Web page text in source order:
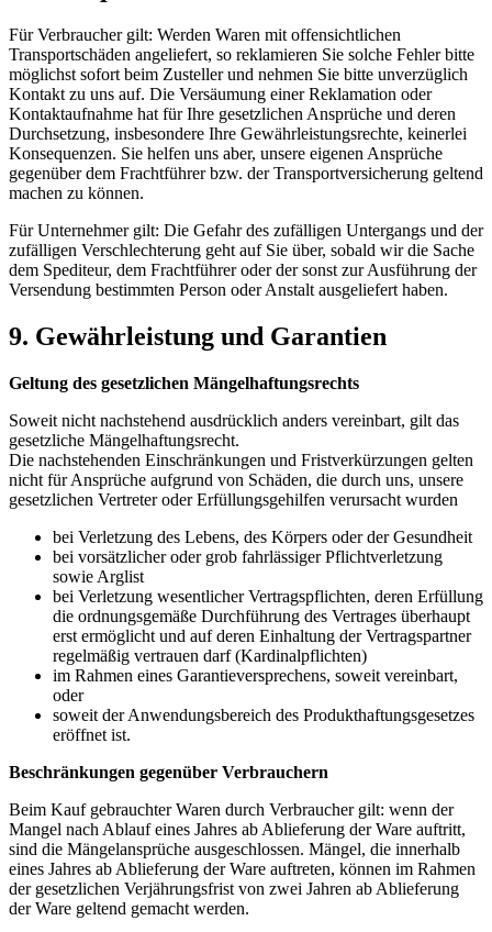
Für Verbraucher gilt: Werden Waren mit offensichtlichen
Transportschäden angeliefert, so reklamieren Sie solche Fehler bitte
möglichst sofort beim Zusteller und nehmen Sie bitte unverzüglich
Kontakt zu uns auf. Die Versäumung einer Reklamation oder
Kontaktaufnahme hat für Ihre gesetzlichen Ansprüche und deren
Durchsetzung, insbesondere Ihre Gewährleistungsrechte, keinerlei
Konsequenzen. Sie helfen uns aber, unsere eigenen Ansprüche
gegenüber dem Frachtführer bzw. der Transportversicherung geltend
machen zu können.
Für Unternehmer gilt: Die Gefahr des zufälligen Untergangs und der
zufälligen Verschlechterung geht auf Sie über, sobald wir die Sache
dem Spediteur, dem Frachtführer oder der sonst zur Ausführung der
Versendung bestimmten Person oder Anstalt ausgeliefert haben.
9. Gewährleistung und Garantien​​​​​​​
Geltung des gesetzlichen Mängelhaftungsrechts
Soweit nicht nachstehend ausdrücklich anders vereinbart, gilt das
gesetzliche Mängelhaftungsrecht.
Die nachstehenden Einschränkungen und Fristverkürzungen gelten
nicht für Ansprüche aufgrund von Schäden, die durch uns, unsere
gesetzlichen Vertreter oder Erfüllungsgehilfen verursacht wurden
bei Verletzung des Lebens, des Körpers oder der Gesundheit
bei vorsätzlicher oder grob fahrlässiger Pflichtverletzung
sowie Arglist
bei Verletzung wesentlicher Vertragspflichten, deren Erfüllung
die ordnungsgemäße Durchführung des Vertrages überhaupt
erst ermöglicht und auf deren Einhaltung der Vertragspartner
regelmäßig vertrauen darf (Kardinalpflichten)
im Rahmen eines Garantieversprechens, soweit vereinbart,
oder
soweit der Anwendungsbereich des Produkthaftungsgesetzes
eröffnet ist.
Beschränkungen gegenüber Verbrauchern
Beim Kauf gebrauchter Waren durch Verbraucher gilt: wenn der
Mangel nach Ablauf eines Jahres ab Ablieferung der Ware auftritt,
sind die Mängelansprüche ausgeschlossen. Mängel, die innerhalb
eines Jahres ab Ablieferung der Ware auftreten, können im Rahmen
der gesetzlichen Verjährungsfrist von zwei Jahren ab Ablieferung
der Ware geltend gemacht werden.